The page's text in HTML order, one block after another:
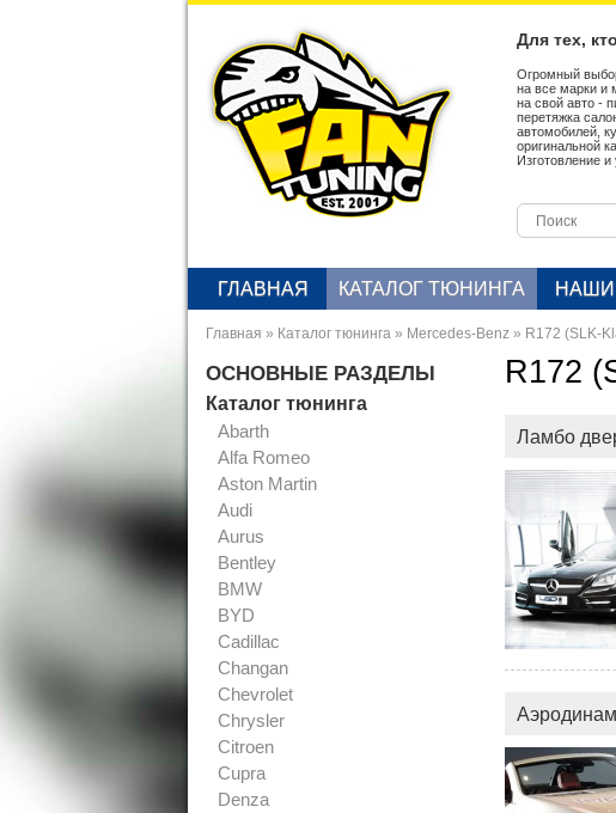
Для тех,
Огромный
на все марки и
на свой авто -
перетяжка
автомобилей,
оригинальной
Изготовление
ГЛАВНАЯ КАТАЛОГ ТЮНИНГА НАШИ
Главная » Каталог тюнинга » Mercedes-Benz » R172 (SLK-
ОСНОВНЫЕ РАЗДЕЛЫ
Каталог тюнинга
Abarth
Alfa Romeo
Aston Martin
Audi
Aurus
Bentley
BMW
BYD
Cadillac
Changan
Chevrolet
Chrysler
Citroen
Cupra
Denza
R172
Ламбо